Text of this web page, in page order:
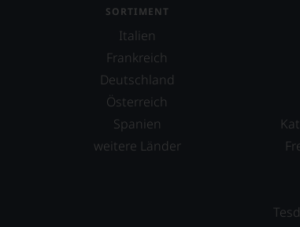
SORTIMENT
Italien
Frankreich
Deutschland
Österreich
Spanien
weitere Länder